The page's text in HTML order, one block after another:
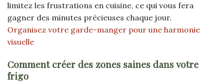
limitez les frustrations en cuisine, ce qui vous fera
gagner des minutes précieuses chaque jour.
Organisez votre garde-manger pour une harmonie
visuelle
Comment créer des zones saines dans votre
frigo